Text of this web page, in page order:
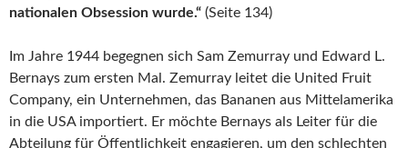
nationalen Obsession wurde.“ (Seite 134)
Im Jahre 1944 begegnen sich Sam Zemurray und Edward L.
Bernays zum ersten Mal. Zemurray leitet die United Fruit
Company, ein Unternehmen, das Bananen aus Mittelamerika
in die USA importiert. Er möchte Bernays als Leiter für die
Abteilung für Öffentlichkeit engagieren, um den schlechten